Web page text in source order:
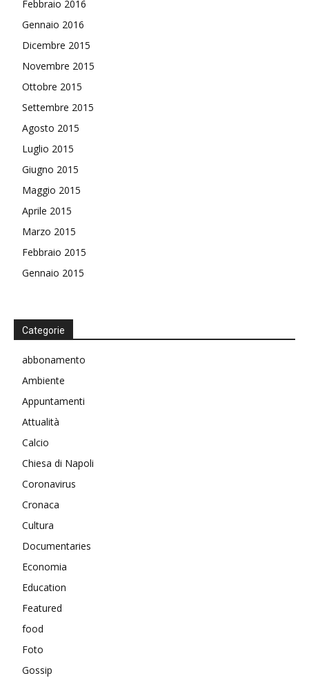
Febbraio 2016
Gennaio 2016
Dicembre 2015
Novembre 2015
Ottobre 2015
Settembre 2015
Agosto 2015
Luglio 2015
Giugno 2015
Maggio 2015
Aprile 2015
Marzo 2015
Febbraio 2015
Gennaio 2015
Categorie
abbonamento
Ambiente
Appuntamenti
Attualità
Calcio
Chiesa di Napoli
Coronavirus
Cronaca
Cultura
Documentaries
Economia
Education
Featured
food
Foto
Gossip